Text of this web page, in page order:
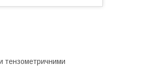
тензометричними